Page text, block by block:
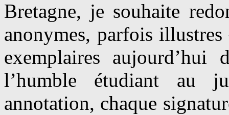
Bretagne, je souhaite
anonymes, parfois
exemplaires
l’humble étudiant au
annotation, chaque